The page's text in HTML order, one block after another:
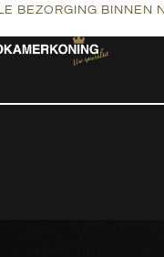
BEZORGING BINNEN